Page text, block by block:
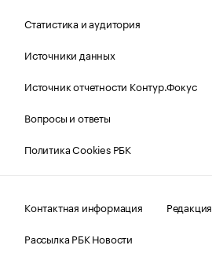
Статистика и аудитория
Источники данных
Источник отчетности Контур.Фокус
Вопросы и ответы
Политика Cookies РБК
Контактная информация
Редакция
Рассылка РБК Новости